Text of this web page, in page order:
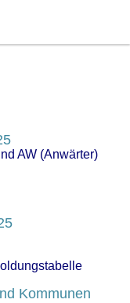
AW (Anwärter)
Kommunen